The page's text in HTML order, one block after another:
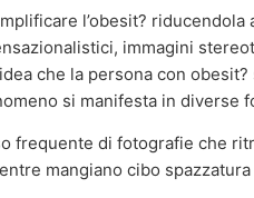
l’obesit? riducendola
immagini
che la persona con obesit?
si manifesta in diverse
frequente di fotografie che
mangiano cibo